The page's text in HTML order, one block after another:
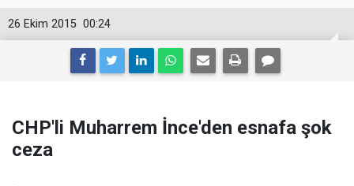
00:24
26 Ekim 2015
CHP'li Muharrem İnce'den esnafa şok
ceza